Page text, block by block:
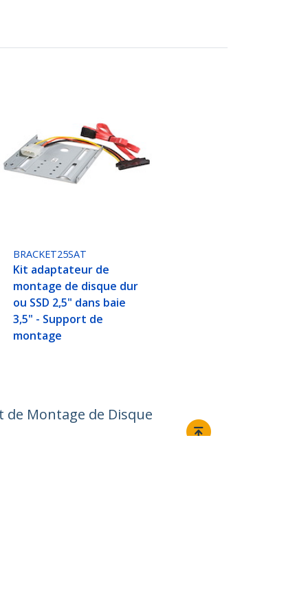
BRACKET25SAT
Kit adaptateur de
montage de disque dur
ou SSD 2,5" dans baie
3,5" - Support de
montage
de Montage de Disque